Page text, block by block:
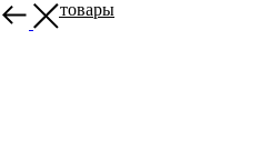
Другие товары